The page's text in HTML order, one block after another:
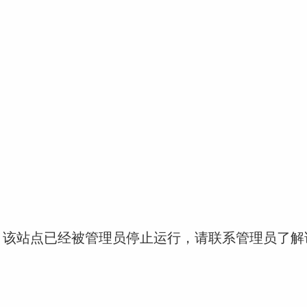
站点已经被管理员停止运行，请联系管理员了